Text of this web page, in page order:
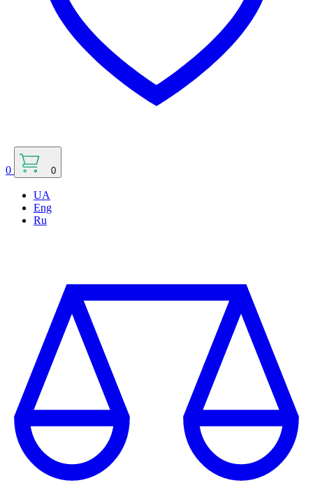
0 0
UA
Eng
Ru